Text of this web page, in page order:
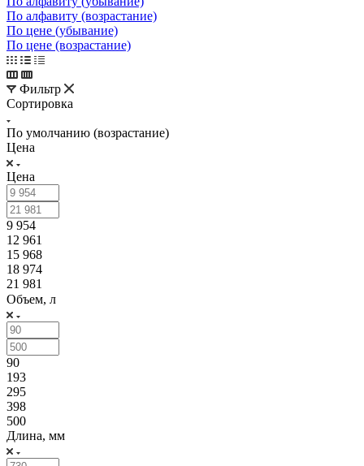
По алфавиту (возрастание)
По цене (убывание)
По цене (возрастание)
Фильтр
Сортировка
По умолчанию (возрастание)
Цена
Цена
9 954
12 961
15 968
18 974
21 981
Объем, л
90
193
295
398
500
Длина, мм